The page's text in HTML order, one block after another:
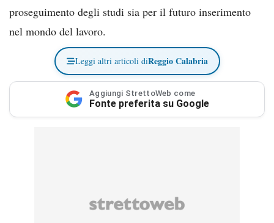
proseguimento degli studi sia per il futuro inserimento
nel mondo del lavoro.
Leggi altri articoli diReggio Calabria
Aggiungi StrettoWeb come
Fonte preferita su Google